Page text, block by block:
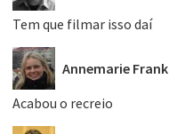
Tem que filmar isso daí
Annemarie Frank
Acabou o recreio